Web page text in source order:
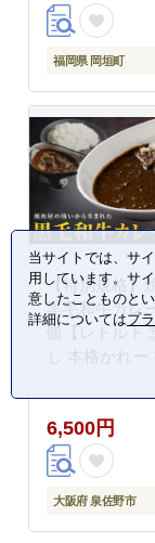
福岡県 岡垣町
【特別規格】
黒毛和牛カレ
個【レトルト
し 本格かれー
005A687
6,500円
大阪府 泉佐野市
当サイトでは、サ
用しています。サ
意したことものとい
詳細についてはプ